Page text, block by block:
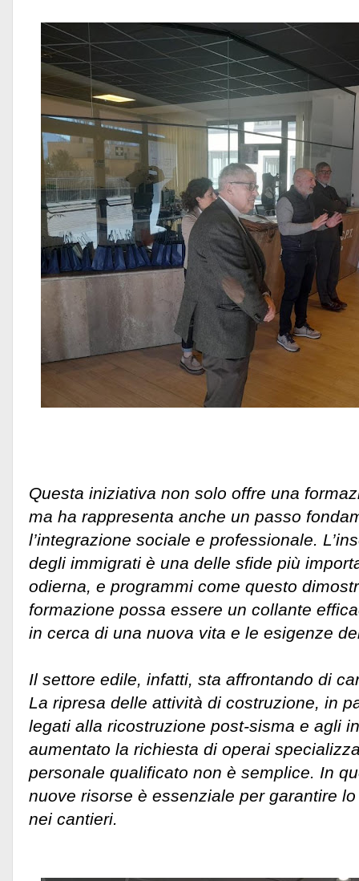
Questa iniziativa non solo offre una
ma ha rappresenta anche un passo
l’integrazione sociale e professionale.
degli immigrati è una delle sfide più
odierna, e programmi come questo
formazione possa essere un collante
in cerca di una nuova vita e le esigenze
Il settore edile, infatti, sta affrontando di
La ripresa delle attività di costruzione, in
legati alla ricostruzione post-sisma e agli
aumentato la richiesta di operai
personale qualificato non è semplice. In
nuove risorse è essenziale per garantire
nei cantieri.